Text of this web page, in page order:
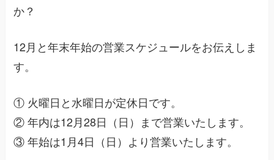
か？
12月と年末年始の営業スケジュールをお伝えしま
す。
① 火曜日と水曜日が定休日です。
② 年内は12月28日（日）まで営業いたします。
③ 年始は1月4日（日）より営業いたします。